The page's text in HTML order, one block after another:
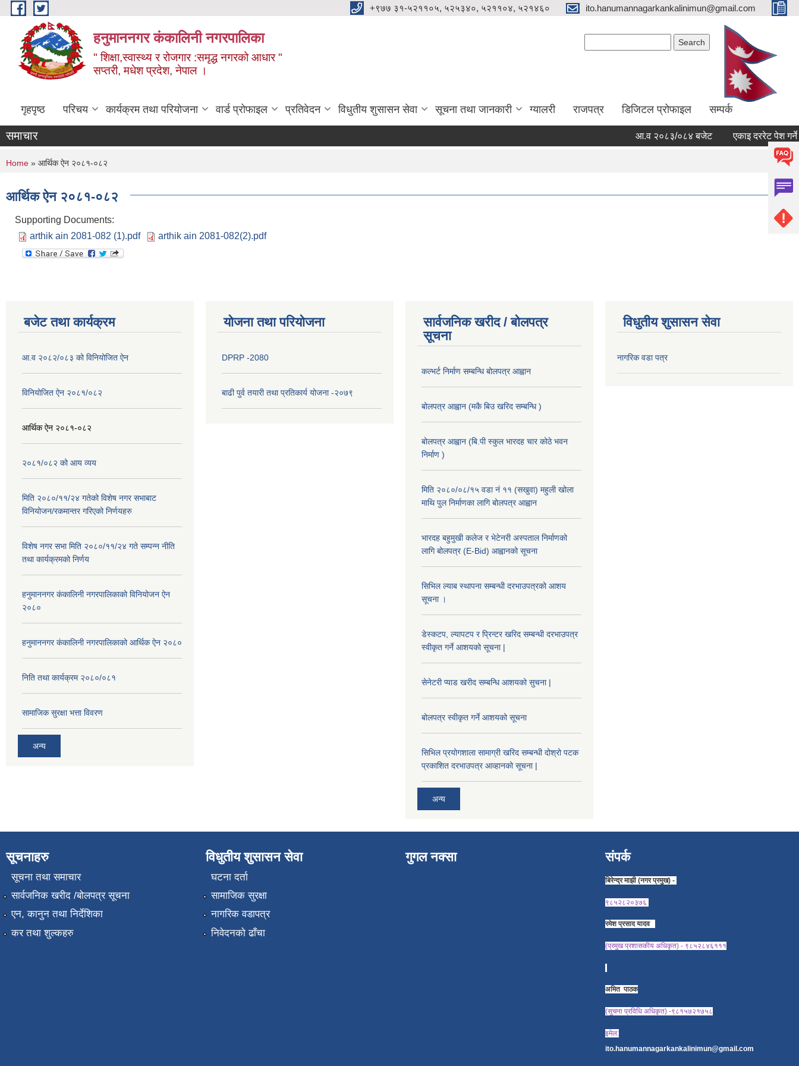
Skip to main content +९७७ ३१-५२११०५, ५२५३४०, ५२११०४, ५२१४६० ito.hanumannagarkankalinimun@gmail.com
हनुमाननगर कंकालिनी नगरपालिका
" शिक्षा,स्वास्थ्य र रोजगार :समृद्ध नगरको आधार "
सप्तरी, मधेश प्रदेश, नेपाल ।
गृहपृष्ठ परिचय कार्यक्रम तथा परियोजना वार्ड प्रोफाइल प्रतिवेदन विधुतीय शुसासन सेवा सूचना तथा जानकारी ग्यालरी राजपत्र डिजिटल प्रोफाइल सम्पर्क
समाचार आ.व २०८३/०८४ बजेट एकाइ दररेट पेश गर्ने
You are here
Home » आर्थिक ऐन २०८१-०८२
आर्थिक ऐन २०८१-०८२
Supporting Documents:
arthik ain 2081-082 (1).pdf
arthik ain 2081-082(2).pdf
बजेट तथा कार्यक्रम
आ.व २०८२/०८३ को विनियोजित ऐन
विनियोजित ऐन २०८१/०८२
आर्थिक ऐन २०८१-०८२
२०८१/०८२ को आय व्यय
मिति २०८०/११/२४ गतेको विशेष नगर सभाबाट
विनियोजन/रकमान्तर गरिएको निर्णयहरु
विशेष नगर सभा मिति २०८०/११/२४ गते सम्पन्न नीति
तथा कार्यक्रमको निर्णय
हनुमाननगर कंकालिनी नगरपालिकाको विनियोजन ऐन
२०८०
हनुमाननगर कंकालिनी नगरपालिकाको आर्थिक ऐन २०८०
निति तथा कार्यक्रम २०८०/०८१
सामाजिक सुरक्षा भत्ता विवरण
अन्य
योजना तथा परियोजना
DPRP -2080
बाढी पुर्व तयारी तथा प्रतिकार्य योजना -२०७९
सार्वजनिक खरीद / बोलपत्र
सूचना
कल्भर्ट निर्माण सम्बन्धि बोलपत्र आह्वान
बोलपत्र आह्वान (मकै बिउ खरिद सम्बन्धि )
बोलपत्र आह्वान (बि.पी स्कुल भारदह चार कोठे भवन
निर्माण )
मिति २०८०/०८/१५ वडा नं ११ (सखुवा) महुली खोला
माथि पुल निर्माणका लागि बोलपत्र आह्वान
भारदह बहुमुखी कलेज र भेटेनरी अस्पताल निर्माणको
लागि बोलपत्र (E-Bid) आह्वानको सूचना
सिभिल ल्याब स्थापना सम्बन्धी दरभाउपत्रको आशय
सूचना ।
डेस्कटप, ल्यापटप र प्रिन्टर खरिद सम्बन्धी दरभाउपत्र
स्वीकृत गर्ने आशयको सूचना |
सेनेटरी प्याड खरीद सम्बन्धि आशयको सुचना |
बोलपत्र स्वीकृत गर्ने आशयको सूचना
सिभिल प्रयोगशाला सामाग्री खरिद सम्बन्धी दोश्रो पटक
प्रकाशित दरभाउपत्र आव्हानको सूचना |
अन्य
विधुतीय शुसासन सेवा
नागरिक वडा पत्र
सूचनाहरु
सूचना तथा समाचार
सार्वजनिक खरीद /बोलपत्र सूचना
एन, कानुन तथा निर्देशिका
कर तथा शुल्कहरु
विधुतीय शुसासन सेवा
घटना दर्ता
सामाजिक सुरक्षा
नागरिक वडापत्र
निवेदनको ढाँचा
गुगल नक्सा संपर्क
बिरेन्द्र माझी (नगर प्रमुख) -
९८५२८२०३७६
रमेश प्रसाद यादव
(प्रमुख प्रशासकीय अधिकृत) - ९८५२८४६१११
अमित पाठक
(सुचना प्रविधि अधिकृत) -९८१५७२१७५८
इमेल:
ito.hanumannagarkankalinimun@gmail.com